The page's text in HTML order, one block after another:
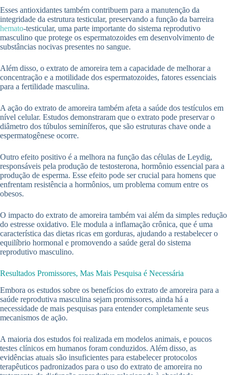
Esses antioxidantes também contribuem para a manutenção da
integridade da estrutura testicular, preservando a função da barreira
hemato-testicular, uma parte importante do sistema reprodutivo
masculino que protege os espermatozoides em desenvolvimento de
substâncias nocivas presentes no sangue.
Além disso, o extrato de amoreira tem a capacidade de melhorar a
concentração e a motilidade dos espermatozoides, fatores essenciais
para a fertilidade masculina.
A ação do extrato de amoreira também afeta a saúde dos testículos em
nível celular. Estudos demonstraram que o extrato pode preservar o
diâmetro dos túbulos seminíferos, que são estruturas chave onde a
espermatogênese ocorre.
Outro efeito positivo é a melhora na função das células de Leydig,
responsáveis pela produção de testosterona, hormônio essencial para a
produção de esperma. Esse efeito pode ser crucial para homens que
enfrentam resistência a hormônios, um problema comum entre os
obesos.
O impacto do extrato de amoreira também vai além da simples redução
do estresse oxidativo. Ele modula a inflamação crônica, que é uma
característica das dietas ricas em gorduras, ajudando a restabelecer o
equilíbrio hormonal e promovendo a saúde geral do sistema
reprodutivo masculino.
Resultados Promissores, Mas Mais Pesquisa é Necessária
Embora os estudos sobre os benefícios do extrato de amoreira para a
saúde reprodutiva masculina sejam promissores, ainda há a
necessidade de mais pesquisas para entender completamente seus
mecanismos de ação.
A maioria dos estudos foi realizada em modelos animais, e poucos
testes clínicos em humanos foram conduzidos. Além disso, as
evidências atuais são insuficientes para estabelecer protocolos
terapêuticos padronizados para o uso do extrato de amoreira no